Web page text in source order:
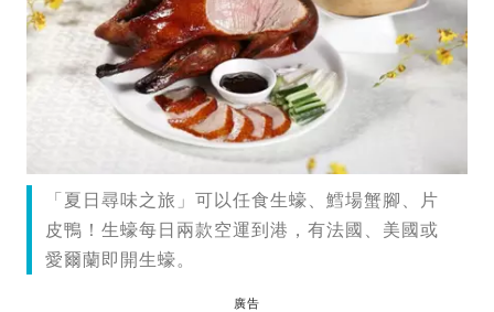
「夏日尋味之旅」可以任食生蠔、鱈場蟹腳、片
皮鴨！生蠔每日兩款空運到港，有法國、美國或
愛爾蘭即開生蠔。
廣告